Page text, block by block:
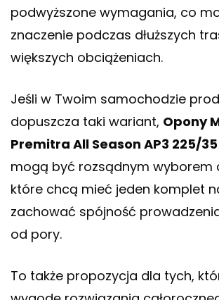
podwyższone wymagania, co
znaczenie podczas dłuższych
większych obciążeniach.
Jeśli w Twoim samochodzie
dopuszcza taki wariant, Opony
Premitra All Season AP3 225/35
mogą być rozsądnym wyborem
które chcą mieć jeden komplet
zachować spójność
od pory.
To także propozycja dla tych,